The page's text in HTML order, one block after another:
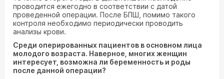
проводится ежегодно в соответствии с датой
проведенной операции. После БПШ, помимо такого
контроля необходимо периодически проводить
анализы крови.
Среди оперированных пациентов в основном лица
молодого возраста. Наверное, многих женщин
интересует, возможна ли беременность и роды
после данной операции?